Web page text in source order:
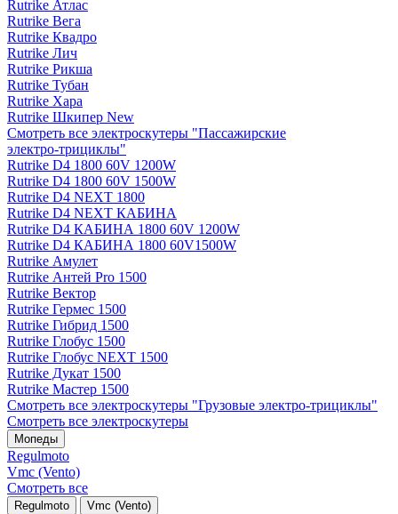
Rutrike Атлас
Rutrike Вега
Rutrike Квадро
Rutrike Лич
Rutrike Рикша
Rutrike Тубан
Rutrike Хара
Rutrike Шкипер New
Смотреть все электро­скутеры "Пассажирские
электро‑трициклы"
Rutrike D4 1800 60V 1200W
Rutrike D4 1800 60V 1500W
Rutrike D4 NEXT 1800
Rutrike D4 NEXT КАБИНА
Rutrike D4 КАБИНА 1800 60V 1200W
Rutrike D4 КАБИНА 1800 60V1500W
Rutrike Амулет
Rutrike Антей Pro 1500
Rutrike Вектор
Rutrike Гермес 1500
Rutrike Гибрид 1500
Rutrike Глобус 1500
Rutrike Глобус NEXT 1500
Rutrike Дукат 1500
Rutrike Мастер 1500
Смотреть все электро­скутеры "Грузовые электро‑трициклы"
Смотреть все электро­скутеры
Мопеды
Regulmoto
Vmc (Vento)
Смотреть все
Regulmoto Vmc (Vento)